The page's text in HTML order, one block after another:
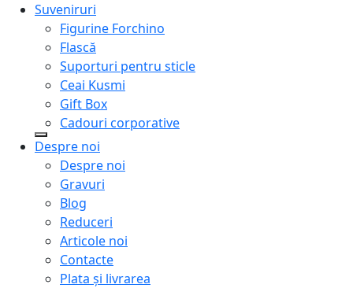
Suveniruri
Figurine Forchino
Flască
Suporturi pentru sticle
Ceai Kusmi
Gift Box
Cadouri corporative
Despre noi
Despre noi
Gravuri
Blog
Reduceri
Articole noi
Contacte
Plata și livrarea